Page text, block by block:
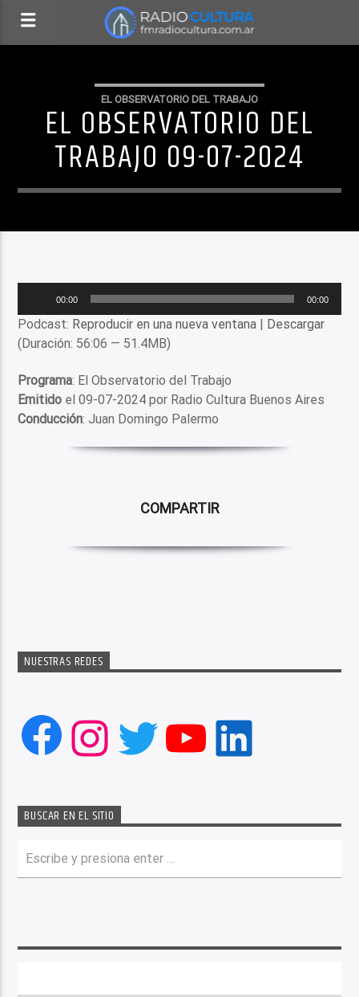
EL OBSERVATORIO DEL TRABAJO
EL OBSERVATORIO DEL
TRABAJO 09-07-2024
audio
00:00 00:00
Podcast: Reproducir en una nueva ventana | Descargar
(Duración: 56:06 — 51.4MB)
Programa: El Observatorio del Trabajo
Emitido el 09-07-2024 por Radio Cultura Buenos Aires
Conducción: Juan Domingo Palermo
COMPARTIR
NUESTRAS REDES
Facebook
Instagram
Twitter
YouTube
LinkedIn
BUSCAR EN EL SITIO